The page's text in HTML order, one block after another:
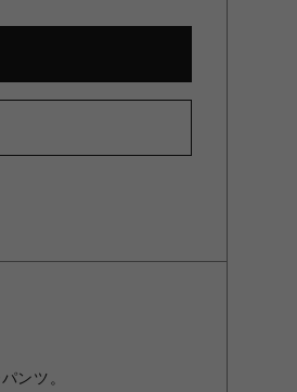
ンツ。